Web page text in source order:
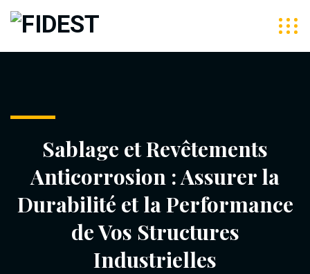
Sablage et Revêtements
Anticorrosion : Assurer la
Durabilité et la Performance
de Vos Structures
Industrielles